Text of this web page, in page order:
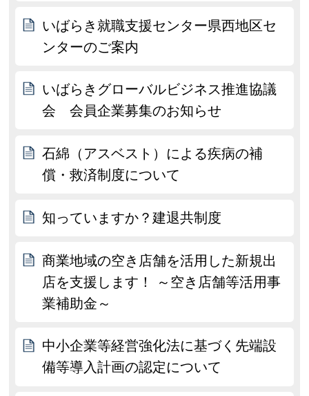
いばらき就職支援センター県西地区セ
ンターのご案内
いばらきグローバルビジネス推進協議
会 会員企業募集のお知らせ
石綿（アスベスト）による疾病の補
償・救済制度について
知っていますか？建退共制度
商業地域の空き店舗を活用した新規出
店を支援します！ ～空き店舗等活用事
業補助金～
中小企業等経営強化法に基づく先端設
備等導入計画の認定について